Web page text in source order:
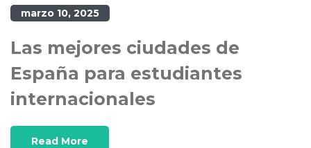
marzo 10, 2025
Las mejores ciudades de
España para estudiantes
internacionales
Read More